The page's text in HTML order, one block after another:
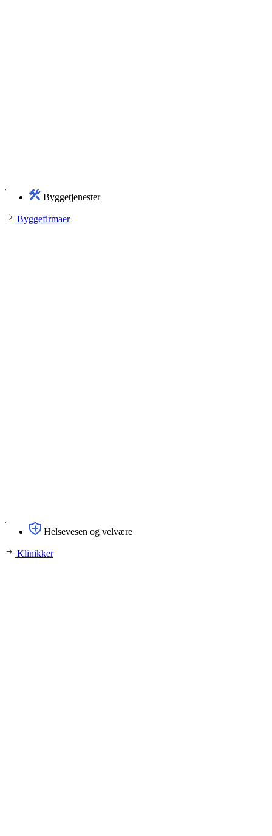
Byggetjenester
Byggefirmaer
Helsevesen og velvære
Klinikker